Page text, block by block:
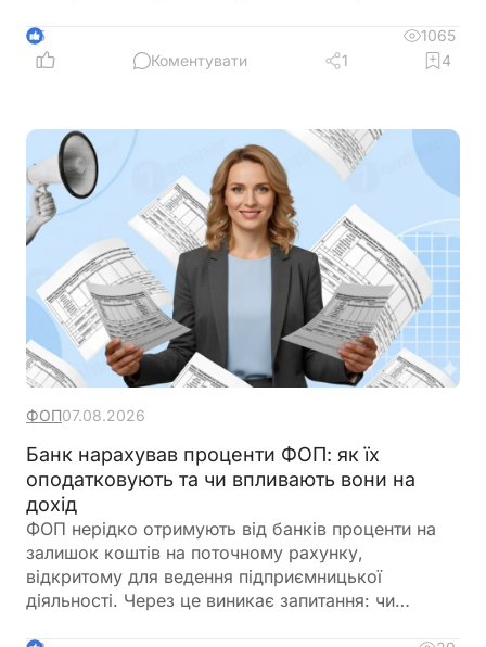
ДПС, після переходу на новий стандарт «Купина»
та чи потрібно користувачам отримувати нові
5
1065
Коментувати
1 4
ФОП07.08.2026
Банк нарахував проценти ФОП: як їх
оподатковують та чи впливають вони на
дохід
ФОП нерідко отримують від банків проценти на
залишок коштів на поточному рахунку,
відкритому для ведення підприємницької
діяльності. Через це виникає запитання: чи